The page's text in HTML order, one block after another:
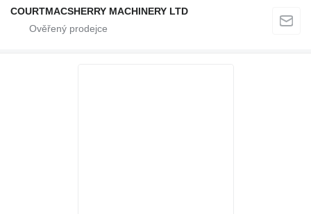
COURTMACSHERRY MACHINERY LTD